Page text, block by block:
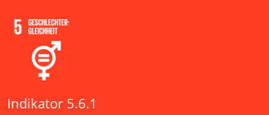
Indikator 5.6.1